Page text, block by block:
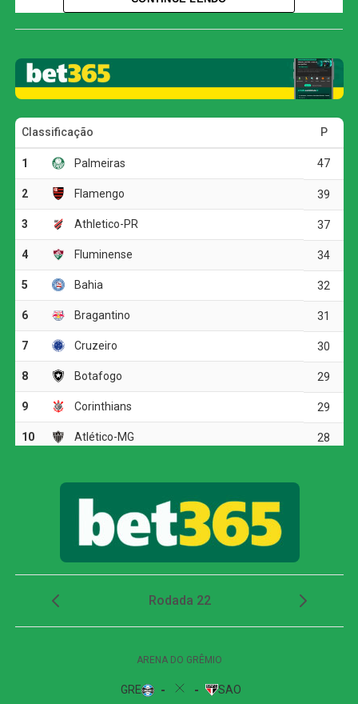
e Victória Liss, que celebrou seu retorno aos gramados
em grande estilo.
Show de gols no primeiro tempo
O time paulista não demorou a mostrar sua superioridade,
resolvendo a partida ainda na etapa inicial. Aos 12
minutos, Tainá Maranhão abriu o placar com um chute
potente da entrada da área. Aos 25, Espinales aproveitou
um cruzamento preciso de Gláucia e cabeceou com força
para fazer o segundo. Apenas três minutos depois, Bia
Zaneratto, com sua habitual frieza, recebeu dentro da
área e finalizou de canhota, marcando o terceiro.
A pressão não cessou. Aos 34 minutos, após uma jogada
de pivô de Bia Zaneratto, Gláucia ficou livre para chutar
no canto direito da goleira Lorrana, ampliando para 4 a 0.
O festival de gols continuou aos 42, quando Carla Tays,
em uma jogada de escanteio, surgiu na segunda trave
para cabecear e fechar o placar da primeira etapa em 5 a
0.
Corinthians vence, mas é eliminado da Copa do
Brasil pelo Internacional
Retorno triunfal de Victória Liss
o Palmeiras ainda encontrou o caminho das redes. Aos
44 minutos, em um momento emocionante, Victória Liss,
joelho sofrida em outubro de 2024, aproveitou um
cruzamento e desviou de cabeça, marcando o sexto e